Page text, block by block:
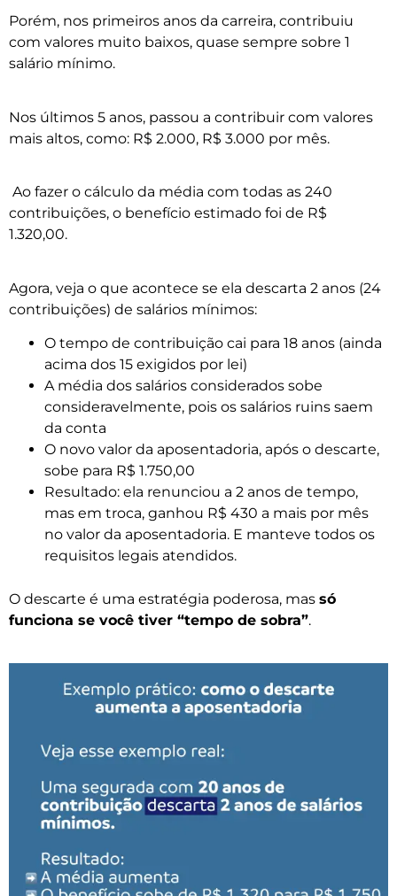
Porém, nos primeiros anos da carreira, contribuiu
com valores muito baixos, quase sempre sobre 1
salário mínimo.
Nos últimos 5 anos, passou a contribuir com valores
mais altos, como: R$ 2.000, R$ 3.000 por mês.
Ao fazer o cálculo da média com todas as 240
contribuições, o benefício estimado foi de R$
1.320,00.
Agora, veja o que acontece se ela descarta 2 anos (24
contribuições) de salários mínimos:
O tempo de contribuição cai para 18 anos (ainda
acima dos 15 exigidos por lei)
A média dos salários considerados sobe
consideravelmente, pois os salários ruins saem
da conta
O novo valor da aposentadoria, após o descarte,
sobe para R$ 1.750,00
Resultado: ela renunciou a 2 anos de tempo,
mas em troca, ganhou R$ 430 a mais por mês
no valor da aposentadoria. E manteve todos os
requisitos legais atendidos.
O descarte é uma estratégia poderosa, mas só
funciona se você tiver “tempo de sobra”.